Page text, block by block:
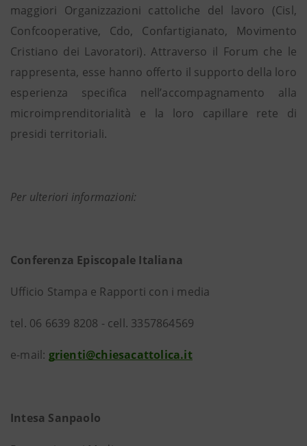
maggiori Organizzazioni cattoliche del lavoro (Cisl,
Confcooperative, Cdo, Confartigianato, Movimento
Cristiano dei Lavoratori). Attraverso il Forum che le
rappresenta, esse hanno offerto il supporto della loro
esperienza specifica nell’accompagnamento alla
microimprenditorialità e la loro capillare rete di
presidi territoriali.
Per ulteriori informazioni:
Conferenza Episcopale Italiana
Ufficio Stampa e Rapporti con i media
tel. 06 6639 8208 - cell. 3357864569
e-mail: grienti@chiesacattolica.it
Intesa Sanpaolo